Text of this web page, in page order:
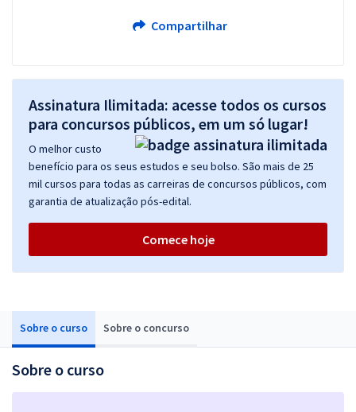
Sobre o curso Sobre o concurso
Sobre o curso
Compartilhar
Assinatura Ilimitada: acesse todos os cursos
para concursos públicos, em um só lugar!
O melhor custo
benefício para os seus estudos e seu bolso. São mais de 25
mil cursos para todas as carreiras de concursos públicos, com
garantia de atualização pós-edital.
Comece hoje